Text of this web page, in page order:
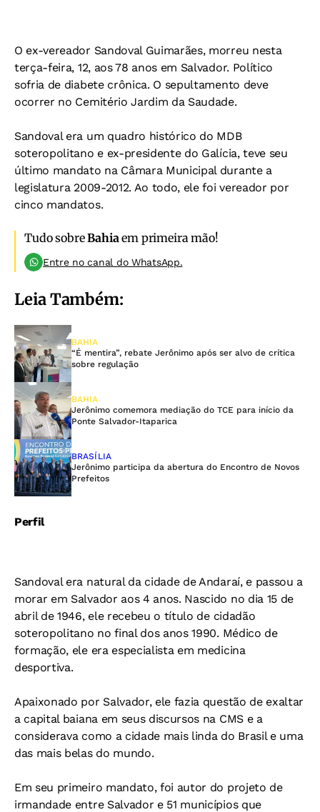
O ex-vereador Sandoval Guimarães, morreu nesta
terça-feira, 12, aos 78 anos em Salvador. Político
sofria de diabete crônica. O sepultamento deve
ocorrer no Cemitério Jardim da Saudade.
Sandoval era um quadro histórico do MDB
soteropolitano e ex-presidente do Galícia, teve seu
último mandato na Câmara Municipal durante a
legislatura 2009-2012. Ao todo, ele foi vereador por
cinco mandatos.
Tudo sobreBahiaem primeira mão!
Entre no canal do WhatsApp.
Leia Também:
BAHIA
“É mentira”, rebate Jerônimo após ser alvo de crítica
sobre regulação
BAHIA
Jerônimo comemora mediação do TCE para início da
Ponte Salvador-Itaparica
BRASÍLIA
Jerônimo participa da abertura do Encontro de Novos
Prefeitos
Perfil
Sandoval era natural da cidade de Andaraí, e passou a
morar em Salvador aos 4 anos. Nascido no dia 15 de
abril de 1946, ele recebeu o título de cidadão
soteropolitano no final dos anos 1990. Médico de
formação, ele era especialista em medicina
desportiva.
Apaixonado por Salvador, ele fazia questão de exaltar
a capital baiana em seus discursos na CMS e a
considerava como a cidade mais linda do Brasil e uma
das mais belas do mundo.
Em seu primeiro mandato, foi autor do projeto de
irmandade entre Salvador e 51 municípios que